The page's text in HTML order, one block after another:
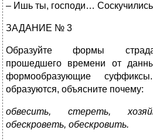
– Ишь ты, господи…
ЗАДАНИЕ № 3
Образуйте формы
прошедшего времени от
формообразующие
образуются, объясните почему:
обвесить, стереть,
обескроветь, обескровить.